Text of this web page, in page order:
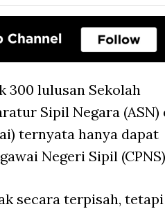
300 lulusan Sekolah
Sipil Negara (ASN)
ternyata hanya dapat
Negeri Sipil
secara terpisah, tetapi